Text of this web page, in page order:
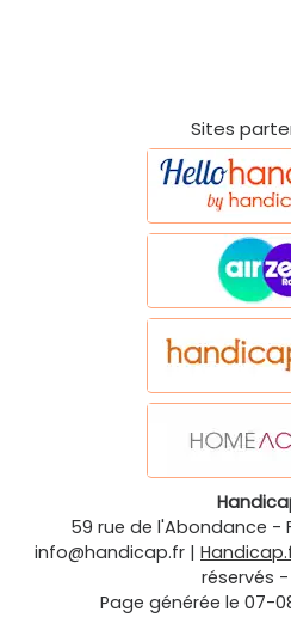
Sites
59 rue de l'Abondance -
info@handicap.fr |
réservés -
Page générée le 07-